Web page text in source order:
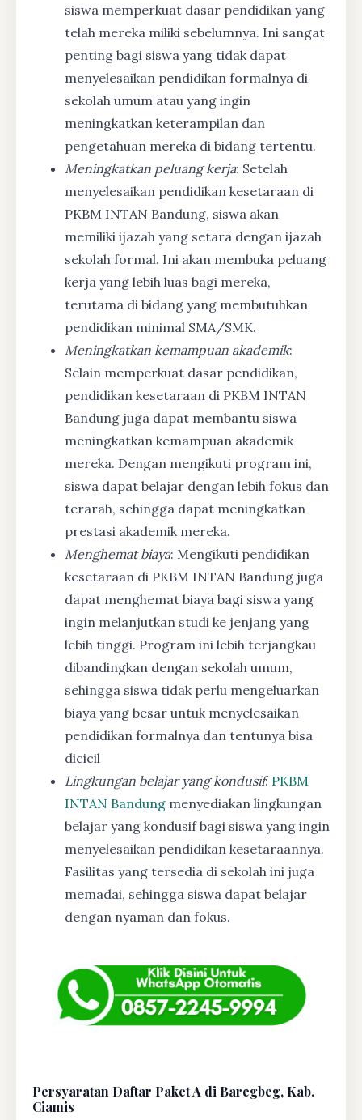
siswa memperkuat dasar pendidikan yang
telah mereka miliki sebelumnya. Ini sangat
penting bagi siswa yang tidak dapat
menyelesaikan pendidikan formalnya di
sekolah umum atau yang ingin
meningkatkan keterampilan dan
pengetahuan mereka di bidang tertentu.
Meningkatkan peluang kerja: Setelah
menyelesaikan pendidikan kesetaraan di
PKBM INTAN Bandung, siswa akan
memiliki ijazah yang setara dengan ijazah
sekolah formal. Ini akan membuka peluang
kerja yang lebih luas bagi mereka,
terutama di bidang yang membutuhkan
pendidikan minimal SMA/SMK.
Meningkatkan kemampuan akademik:
Selain memperkuat dasar pendidikan,
pendidikan kesetaraan di PKBM INTAN
Bandung juga dapat membantu siswa
meningkatkan kemampuan akademik
mereka. Dengan mengikuti program ini,
siswa dapat belajar dengan lebih fokus dan
terarah, sehingga dapat meningkatkan
prestasi akademik mereka.
Menghemat biaya: Mengikuti pendidikan
kesetaraan di PKBM INTAN Bandung juga
dapat menghemat biaya bagi siswa yang
ingin melanjutkan studi ke jenjang yang
lebih tinggi. Program ini lebih terjangkau
dibandingkan dengan sekolah umum,
sehingga siswa tidak perlu mengeluarkan
biaya yang besar untuk menyelesaikan
pendidikan formalnya dan tentunya bisa
dicicil
Lingkungan belajar yang kondusif: PKBM
INTAN Bandung menyediakan lingkungan
belajar yang kondusif bagi siswa yang ingin
menyelesaikan pendidikan kesetaraannya.
Fasilitas yang tersedia di sekolah ini juga
memadai, sehingga siswa dapat belajar
dengan nyaman dan fokus.
Persyaratan Daftar Paket A di Baregbeg, Kab.
Ciamis